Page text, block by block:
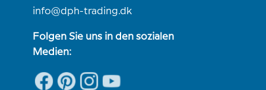
info@dph-trading.dk
Folgen Sie uns in den sozialen
Medien: